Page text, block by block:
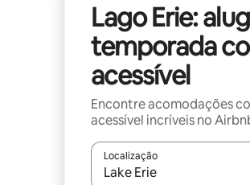
Lago Erie:
temporada
acessível
Encontre acomodações
acessível incríveis no
Localização
Quando os resultados